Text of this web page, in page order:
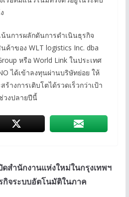
นการผลักดันการดำเนินธุรกิจ
าของ WLT logistics Inc. dba
หรือ World Link ในประเทศ
ได้เข้าลงทุนผ่านบริษัทย่อย ให้
างการเติบโตได้รวดเร็วกว่าเป้า
วงปลายปีนี้
ดสำนักงานแห่งใหม่ในกรุงเทพฯ
กิจระบบอัตโนมัติในภาค